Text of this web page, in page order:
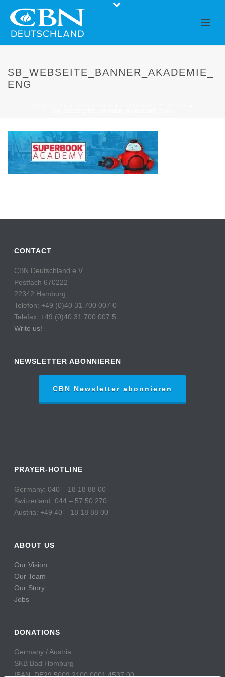
SB_WEBSEITE_BANNER_AKADEMIE_
ENG
CONTACT
CBN Deutschland e.V.
Postfach 670222
22342 Hamburg
Telefon: +49 (0)40 31 700 007 0
Telefax: +49 (0)40 31 700 007 5
Write us!
NEWSLETTER ABONNIEREN
CBN Newsletter abonnieren
PRAYER-HOTLINE
Germany: 040 – 18 18 88 00
Switzerland: 044 – 57 50 270
Austria: +49 40 – 18 18 88 00
ABOUT US
Our Vision
Our Team
Our Story
Jobs
DONATIONS
Germany / Austria
SKB Bad Homburg
IBAN: DE29 5009 2100 0001 4537 00